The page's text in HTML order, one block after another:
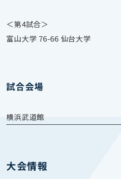
＜第4試合＞
富山大学 76-66 仙台大学
試合会場
横浜武道館
大会情報